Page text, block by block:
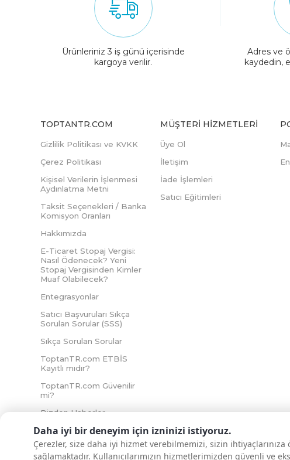
Daha iyi bir deneyim için izninizi istiyoruz.
Çerezler, size daha iyi hizmet verebilmemizi, sizin
sağlamaktadır. Kullanıcılarımızın hizmetlerimizden güvenli ve
Ürünleriniz 3 iş günü içerisinde
kargoya verilir.
Adres ve
kaydedin,
TOPTANTR.COM
Gizlilik Politikası ve KVKK
Çerez Politikası
Kişisel Verilerin İşlenmesi
Aydınlatma Metni
Taksit Seçenekleri / Banka
Komisyon Oranları
Hakkımızda
E-Ticaret Stopaj Vergisi:
Nasıl Ödenecek? Yeni
Stopaj Vergisinden Kimler
Muaf Olabilecek?
Entegrasyonlar
Satıcı Başvuruları Sıkça
Sorulan Sorular (SSS)
Sıkça Sorulan Sorular
ToptanTR.com ETBİS
Kayıtlı mıdır?
ToptanTR.com Güvenilir
mi?
Bizden Haberler
MÜŞTERI HIZMETLERI
Üye Ol
İletişim
İade İşlemleri
Satıcı Eğitimleri